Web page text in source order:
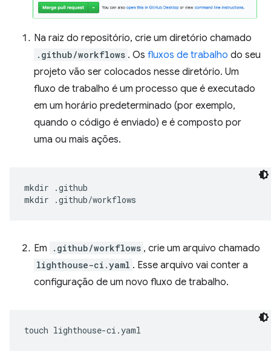
Na raiz do repositório, crie um diretório chamado
.github/workflows . Os fluxos de trabalho do seu
projeto vão ser colocados nesse diretório. Um
fluxo de trabalho é um processo que é executado
em um horário predeterminado (por exemplo,
quando o código é enviado) e é composto por
uma ou mais ações.
mkdir
.github
mkdir
Em .github/workflows , crie um arquivo chamado
lighthouse-ci.yaml . Esse arquivo vai conter a
configuração de um novo fluxo de trabalho.
touch